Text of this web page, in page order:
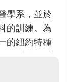
學系，並於
的訓練。為
的紐約特種
療理念帶回